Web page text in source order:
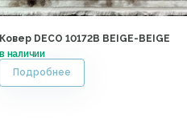
Ковер DECO 10172B BEIGE-BEIGE